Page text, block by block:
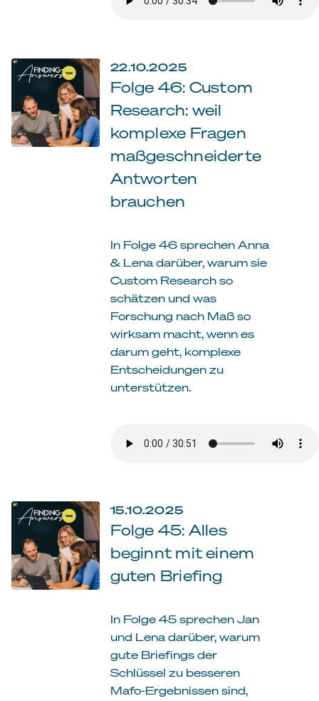
22.10.2025
Folge 46: Custom
Research: weil
komplexe Fragen
maßgeschneiderte
Antworten
brauchen
In Folge 46 sprechen Anna
& Lena darüber, warum sie
Custom Research so
schätzen und was
Forschung nach Maß so
wirksam macht, wenn es
darum geht, komplexe
Entscheidungen zu
unterstützen.
15.10.2025
Folge 45: Alles
beginnt mit einem
guten Briefing
In Folge 45 sprechen Jan
und Lena darüber, warum
gute Briefings der
Schlüssel zu besseren
Mafo-Ergebnissen sind,